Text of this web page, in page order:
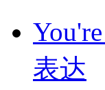
表达